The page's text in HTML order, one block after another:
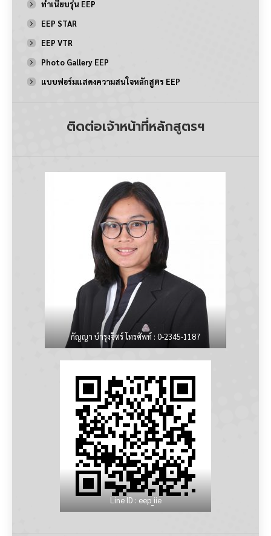
ทำเนียบรุ่น EEP
EEP STAR
EEP VTR
Photo Gallery EEP
แบบฟอร์มแสดงความสนใจหลักสูตร EEP
ติดต่อเจ้าหน้าที่หลักสูตรฯ
กัญญา บำรุงจิตร์ โทรศัพท์ : 0-2345-1187
Line ID : eep_iie